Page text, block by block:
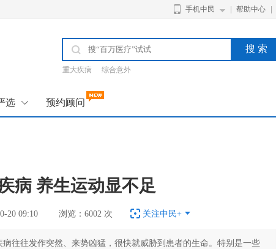
手机中民 帮助中心
搜 索
重大疾病 综合意外
选 预约顾问
病 养生运动显不足
20 09:10 浏览：6002 次 关注中民+
往发作突然、来势凶猛，很快就威胁到患者的生命。特别是一些